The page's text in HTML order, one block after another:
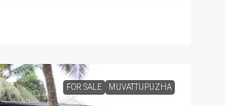
FOR SALE MUVATTUPUZHA